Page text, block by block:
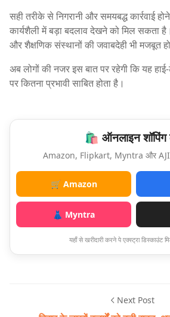
सही तरीके से निगरानी और समयबद्ध कार्रवाई होने
कार्यशैली में बड़ा बदलाव देखने को मिल सकता
और शैक्षणिक संस्थानों की जवाबदेही भी मजबूत
अब लोगों की नजर इस बात पर रहेगी कि यह
पर कितना प्रभावी साबित होता है।
🛍️ ऑनलाइन शॉपिंग
Amazon, Flipkart, Myntra और AJIO
🛒 Amazon
👗 Myntra
यहाँ से खरीदारी करने पे एक्स्ट्रा डिस्काउंट
Next Post